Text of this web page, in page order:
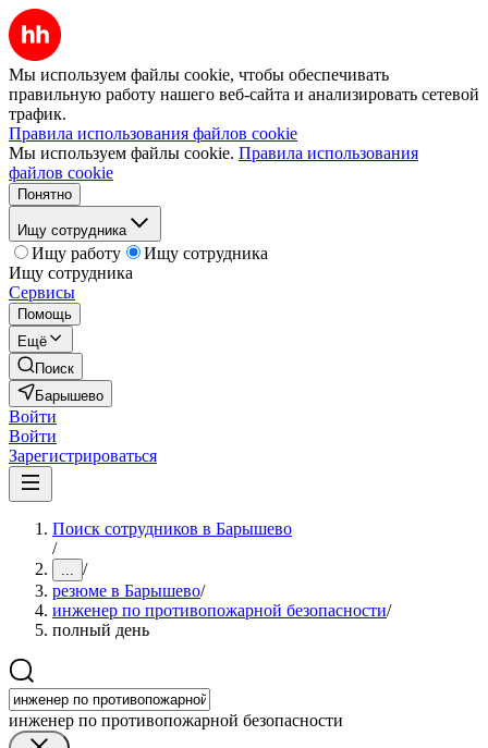
Мы используем файлы cookie, чтобы обеспечивать
правильную работу нашего веб-сайта и анализировать сетевой
трафик.
Правила использования файлов cookie
Мы используем файлы cookie. Правила использования
файлов cookie
Понятно
Ищу сотрудника
Ищу работу
Ищу сотрудника
Ищу сотрудника
Сервисы
Помощь
Ещё
Поиск
Барышево
Войти
Войти
Зарегистрироваться
Поиск сотрудников в Барышево
/
... /
резюме в Барышево/
инженер по противопожарной безопасности/
полный день
инженер по противопожарной безопасности